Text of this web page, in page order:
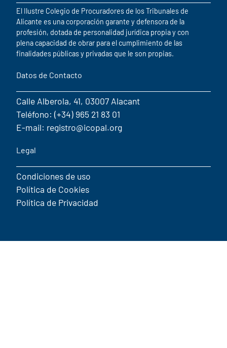
El Ilustre Colegio de Procuradores de los Tribunales de
Alicante es una corporación garante y defensora de la
profesión, dotada de personalidad jurídica propia y con
plena capacidad de obrar para el cumplimiento de las
finalidades públicas y privadas que le son propias.
Datos de Contacto
Calle Alberola, 41, 03007 Alacant
Teléfono: (+34) 965 21 83 01
E-mail: registro@icopal.org
Legal
Condiciones de uso
Política de Cookies
Política de Privacidad